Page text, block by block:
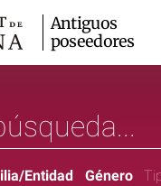
Antiguos
poseedores
Entidad Género